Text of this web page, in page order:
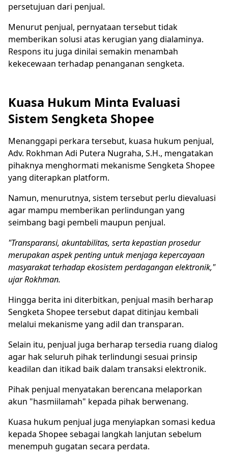
persetujuan dari penjual.
Menurut penjual, pernyataan tersebut tidak
memberikan solusi atas kerugian yang dialaminya.
Respons itu juga dinilai semakin menambah
kekecewaan terhadap penanganan sengketa.
Kuasa Hukum Minta Evaluasi
Sistem Sengketa Shopee
Menanggapi perkara tersebut, kuasa hukum penjual,
Adv. Rokhman Adi Putera Nugraha, S.H., mengatakan
pihaknya menghormati mekanisme Sengketa Shopee
yang diterapkan platform.
Namun, menurutnya, sistem tersebut perlu dievaluasi
agar mampu memberikan perlindungan yang
seimbang bagi pembeli maupun penjual.
"Transparansi, akuntabilitas, serta kepastian prosedur
merupakan aspek penting untuk menjaga kepercayaan
masyarakat terhadap ekosistem perdagangan elektronik,"
ujar Rokhman.
Hingga berita ini diterbitkan, penjual masih berharap
Sengketa Shopee tersebut dapat ditinjau kembali
melalui mekanisme yang adil dan transparan.
Selain itu, penjual juga berharap tersedia ruang dialog
agar hak seluruh pihak terlindungi sesuai prinsip
keadilan dan itikad baik dalam transaksi elektronik.
Pihak penjual menyatakan berencana melaporkan
akun "hasmiilamah" kepada pihak berwenang.
Kuasa hukum penjual juga menyiapkan somasi kedua
kepada Shopee sebagai langkah lanjutan sebelum
menempuh gugatan secara perdata.